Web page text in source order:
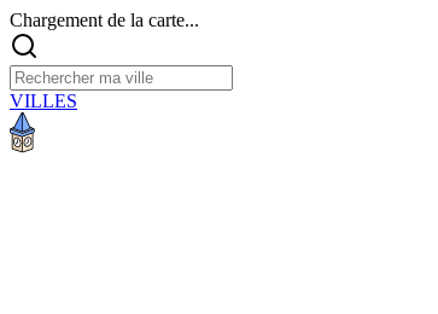
Chargement de la carte...
VILLES